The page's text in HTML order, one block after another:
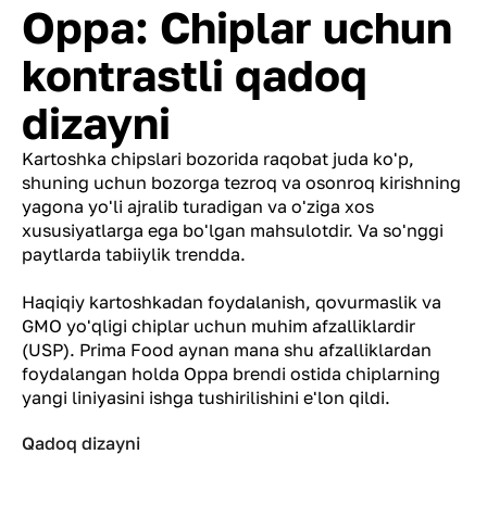
Oppa: Chiplar uchun
kontrastli qadoq
dizayni
Kartoshka chipslari bozorida raqobat juda ko'p,
shuning uchun bozorga tezroq va osonroq kirishning
yagona yo'li ajralib turadigan va o'ziga xos
xususiyatlarga ega bo'lgan mahsulotdir. Va so'nggi
paytlarda tabiiylik trendda.
Haqiqiy kartoshkadan foydalanish, qovurmaslik va
GMO yo'qligi chiplar uchun muhim afzalliklardir
(USP). Prima Food aynan mana shu afzalliklardan
foydalangan holda Oppa brendi ostida chiplarning
yangi liniyasini ishga tushirilishini e'lon qildi.
Qadoq dizayni